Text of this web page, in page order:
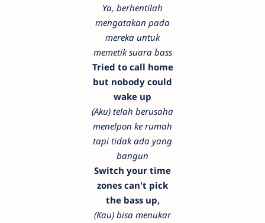
Ya, berhentilah
mengatakan pada
mereka untuk
memetik suara bass
Tried to call home
but nobody could
wake up
(Aku) telah berusaha
menelpon ke rumah
tapi tidak ada yang
bangun
Switch your time
zones can't pick
the bass up,
(Kau) bisa menukar